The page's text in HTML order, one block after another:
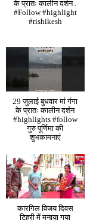
के प्रातः कालीन दर्शन .
#Follow #highlight
#rishikesh
29 जुलाई बुधवार मां गंगा
के प्रातः कालीन दर्शन
#highlights #follow
गुरु पूर्णिमा की
शुभकामनाएं
कारगिल विजय दिवस
टिहरी में मनाया गया